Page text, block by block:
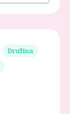
Družina